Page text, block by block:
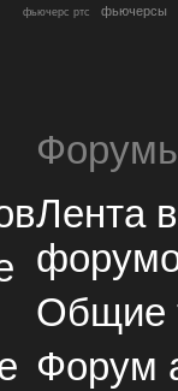
фьючерс ртс фьючерсы
Лента
Общие
Форум